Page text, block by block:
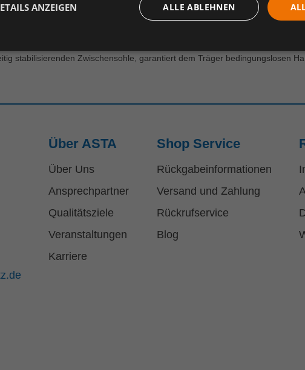
aus Nitril Laufsohle und MPU® Zwischensohle im
Profilgestaltung der Nitril Laufsohle sorgt für extremen Grip,
SRC auch auf rutschigen Flächen zuverlässigen Halt. Im
Multi-Funktionale-Polyurethan, kurz: MPU®. Die Kombination aus
stabilisierenden Zwischensohle, garantiert dem Träger bedingungslosen
Über ASTA
Über Uns
Ansprechpartner
Qualitätsziele
Veranstaltungen
Karriere
Shop Service
Rückgabeinformationen
Versand und Zahlung
Rückrufservice
Blog
ALLE ABLEHNEN
ANZEIGEN